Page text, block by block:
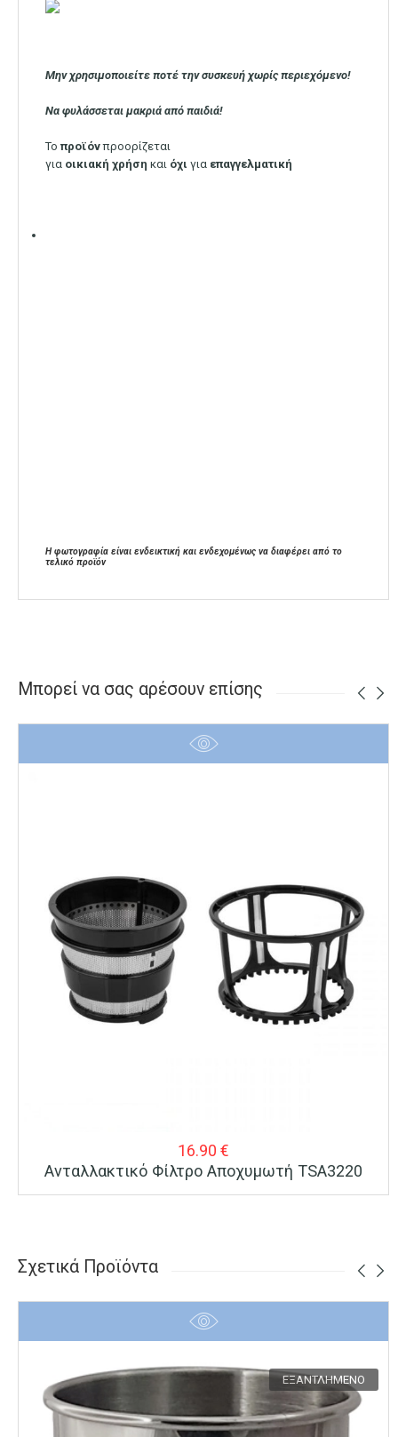
Μην χρησιμοποιείτε ποτέ την συσκευή χωρίς περιεχόμενο!
Να φυλάσσεται μακριά από παιδιά!
Τοπροϊόνπροορίζεται
για οικιακή χρήση και όχι για επαγγελματική
Η φωτογραφία είναι ενδεικτική και ενδεχομένως να διαφέρει από το
τελικό προϊόν
Μπορεί να σας αρέσουν επίσης
16.90 €
Ανταλλακτικό Φίλτρο Αποχυμωτή TSA3220
Σχετικά Προϊόντα
ΕΞΑΝΤΛΗΜΈΝΟ